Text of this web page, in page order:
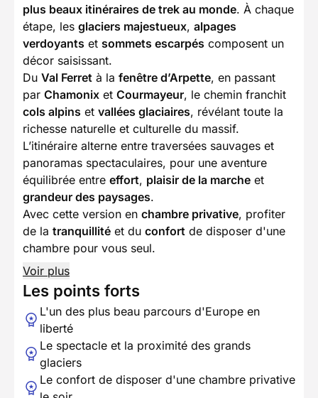
plus beaux itinéraires de trek au monde. À chaque
étape, les glaciers majestueux, alpages
verdoyants et sommets escarpés composent un
décor saisissant.
Du Val Ferret à la fenêtre d’Arpette, en passant
par Chamonix et Courmayeur, le chemin franchit
cols alpins et vallées glaciaires, révélant toute la
richesse naturelle et culturelle du massif.
L’itinéraire alterne entre traversées sauvages et
panoramas spectaculaires, pour une aventure
équilibrée entre effort, plaisir de la marche et
grandeur des paysages.
Avec cette version en chambre privative, profiter
de la tranquillité et du confort de disposer d'une
chambre pour vous seul.
Voir plus
Les points forts
L'un des plus beau parcours d'Europe en
liberté
Le spectacle et la proximité des grands
glaciers
Le confort de disposer d'une chambre privative